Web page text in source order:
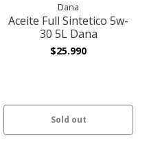
Dana
Aceite Full Sintetico 5w-
30 5L Dana
$25.990
Sold out